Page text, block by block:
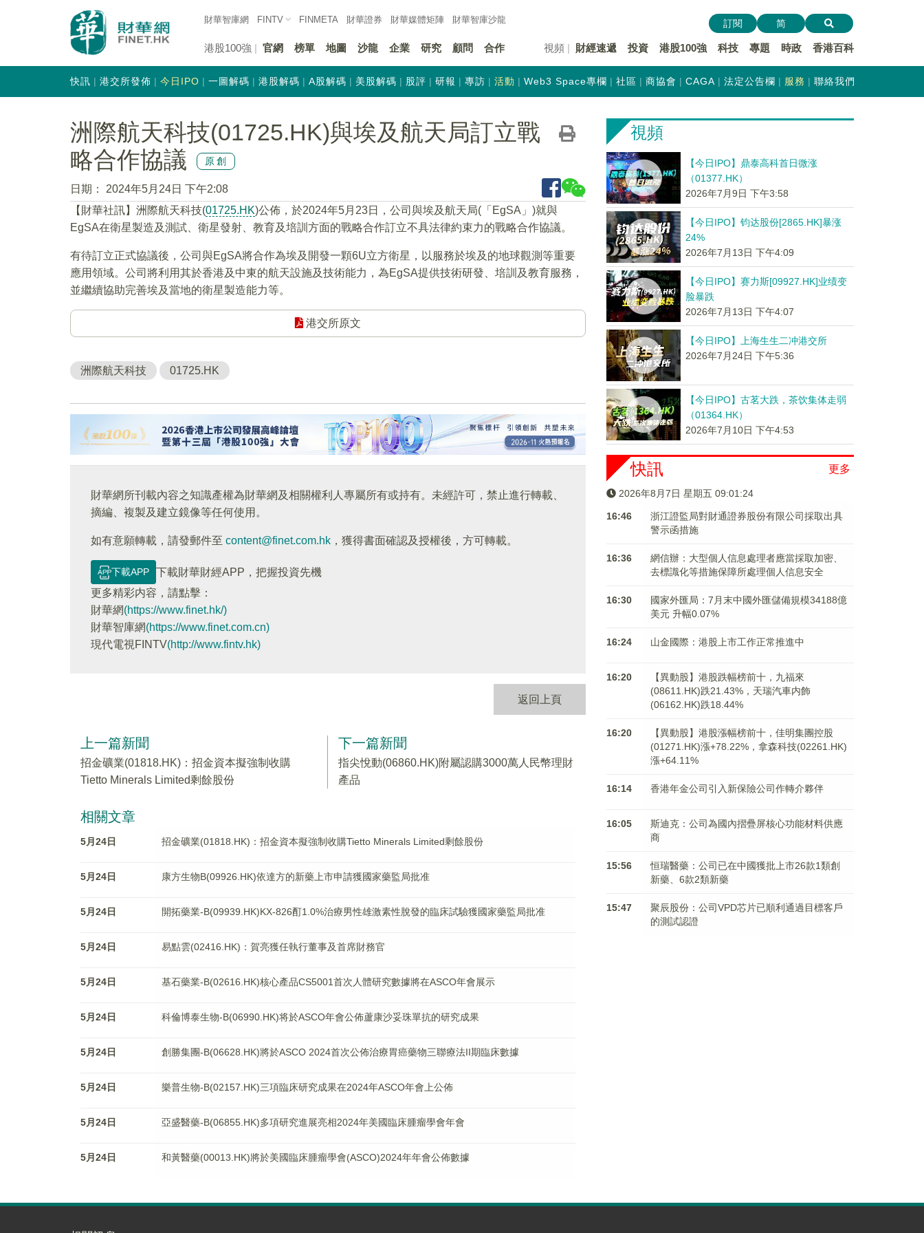
財華智庫網 FINTV FINMETA 財華證券 財華媒體矩陣 財華智庫沙龍
港股100強 官網 榜單 地圖 沙龍 企業 研究 顧問 合作 視頻 財經速遞 投資 港股100強 科技 專題 時政 香港百科
訂閱 简
快訊 港交所發佈 今日IPO 一圖解碼 港股解碼 A股解碼 美股解碼 股評 研報 專訪 活動 Web3 Space專欄 社區 商協會 CAGA 法定公告欄 服務 聯絡我們
洲際航天科技(01725.HK)與埃及航天局訂立戰
略合作協議
原創
日期：
2024年5月24日 下午2:08
【財華社訊】洲際航天科技(01725.HK)公佈，於2024年5月23日，公司與埃及航天局(「EgSA」)就與
EgSA在衛星製造及測試、衛星發射、教育及培訓方面的戰略合作訂立不具法律約束力的戰略合作協議。
有待訂立正式協議後，公司與EgSA將合作為埃及開發一顆6U立方衛星，以服務於埃及的地球觀測等重要
應用領域。公司將利用其於香港及中東的航天設施及技術能力，為EgSA提供技術研發、培訓及教育服務，
並繼續協助完善埃及當地的衛星製造能力等。
港交所原文
洲際航天科技 01725.HK
財華網所刊載內容之知識產權為財華網及相關權利人專屬所有或持有。未經許可，禁止進行轉載、
摘編、複製及建立鏡像等任何使用。
如有意願轉載，請發郵件至 content@finet.com.hk ，獲得書面確認及授權後，方可轉載。
下載APP
下載財華財經APP，把握投資先機
更多精彩内容，請點擊：
財華網(https://www.finet.hk/)
財華智庫網(https://www.finet.com.cn)
現代電視FINTV(http://www.fintv.hk)
返回上頁
上一篇新聞
招金礦業(01818.HK)：招金資本擬強制收購
Tietto Minerals Limited剩餘股份
下一篇新聞
指尖悅動(06860.HK)附屬認購3000萬人民幣理財
產品
相關文章
5月24日 招金礦業(01818.HK)：招金資本擬強制收購Tietto Minerals Limited剩餘股份
5月24日 康方生物B(09926.HK)依達方的新藥上市申請獲國家藥監局批准
5月24日 開拓藥業-B(09939.HK)KX-826酊1.0%治療男性雄激素性脫發的臨床試驗獲國家藥監局批准
5月24日 易點雲(02416.HK)：賀亮獲任執行董事及首席財務官
5月24日 基石藥業-B(02616.HK)核心產品CS5001首次人體研究數據將在ASCO年會展示
5月24日 科倫博泰生物-B(06990.HK)将於ASCO年會公佈蘆康沙妥珠單抗的研究成果
5月24日 創勝集團-B(06628.HK)將於ASCO 2024首次公佈治療胃癌藥物三聯療法II期臨床數據
5月24日 樂普生物-B(02157.HK)三項臨床研究成果在2024年ASCO年會上公佈
5月24日 亞盛醫藥-B(06855.HK)多項研究進展亮相2024年美國臨床腫瘤學會年會
5月24日 和黃醫藥(00013.HK)將於美國臨床腫瘤學會(ASCO)2024年年會公佈數據
視頻
【今日IPO】鼎泰高科首日微涨
（01377.HK）
2026年7月9日 下午3:58
【今日IPO】钧达股份[2865.HK]暴涨
24%
2026年7月13日 下午4:09
【今日IPO】赛力斯[09927.HK]业绩变
脸暴跌
2026年7月13日 下午4:07
【今日IPO】上海生生二冲港交所
2026年7月24日 下午5:36
【今日IPO】古茗大跌，茶饮集体走弱
（01364.HK）
2026年7月10日 下午4:53
更多
快訊
2026年8月7日 星期五 09:01:24
16:46
浙江證監局對財通證券股份有限公司採取出具
警示函措施
16:36
網信辦：大型個人信息處理者應當採取加密、
去標識化等措施保障所處理個人信息安全
16:30
國家外匯局：7月末中國外匯儲備規模34188億
美元 升幅0.07%
16:24 山金國際：港股上市工作正常推進中
16:20
【異動股】港股跌幅榜前十，九福來
(08611.HK)跌21.43%，天瑞汽車内飾
(06162.HK)跌18.44%
16:20
【異動股】港股漲幅榜前十，佳明集團控股
(01271.HK)漲+78.22%，拿森科技(02261.HK)
漲+64.11%
16:14 香港年金公司引入新保險公司作轉介夥伴
16:05
斯迪克：公司為國內摺疊屏核心功能材料供應
商
15:56
恒瑞醫藥：公司已在中國獲批上市26款1類創
新藥、6款2類新藥
15:47
聚辰股份：公司VPD芯片已順利通過目標客戶
的測試認證